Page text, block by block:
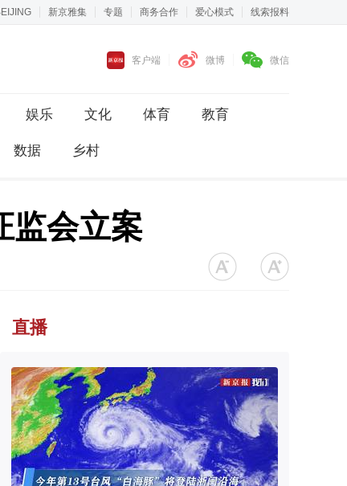
新京雅集 专题 商务合作 爱心模式 线索报料
客户端 微博 微信
娱乐 文化 体育 教育
数据 乡村
监会立案
直播